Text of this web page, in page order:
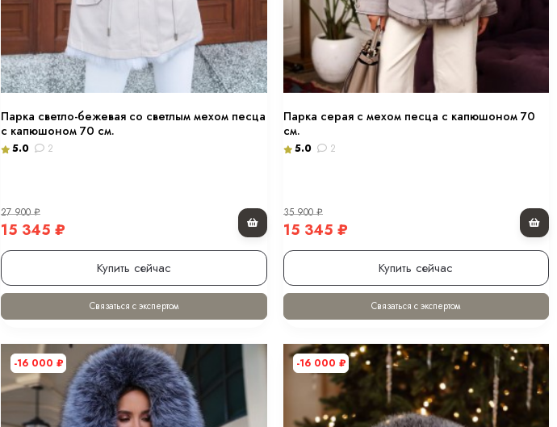
Парка светло-бежевая со светлым мехом песца
с капюшоном 70 см.
5.0 2
27 900₽
15 345₽
Купить сейчас
Связаться с экспертом
Парка серая с мехом песца с капюшоном 70
см.
5.0 2
35 900₽
15 345 ₽
Купить сейчас
Связаться с экспертом
-16 000₽ -16 000 ₽